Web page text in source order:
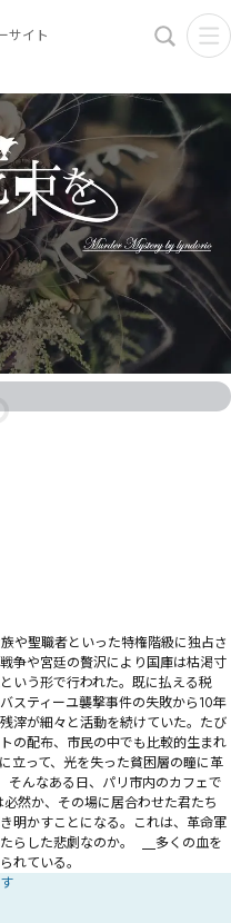
サイト
や聖職者といった特権階級に独占さ
争や宮廷の贅沢により国庫は枯渇寸
いう形で行われた。既に払える税
スティーユ襲撃事件の失敗から10年
滓が細々と活動を続けていた。たび
の配布、市民の中でも比較的生まれ
立って、光を失った貧困層の瞳に革
んなある日、パリ市内のカフェで
然か、その場に居合わせた君たち
明かすことになる。これは、革命軍
らした悲劇なのか。  __多くの血を
れている。